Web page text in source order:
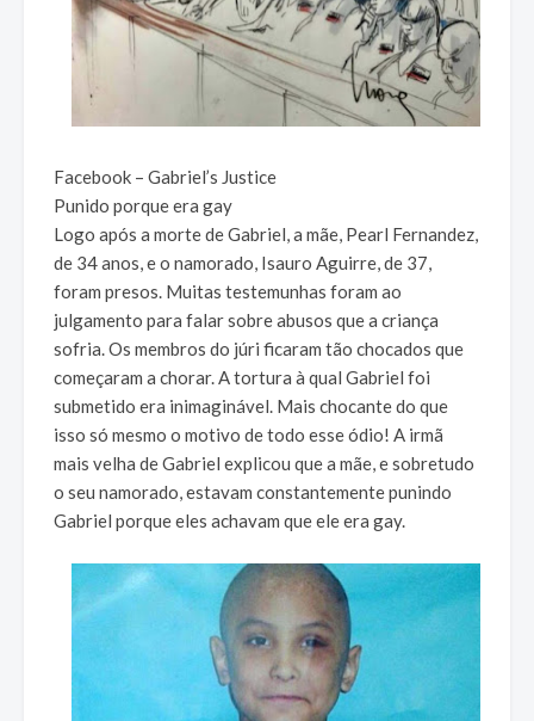
Facebook – Gabriel’s Justice
Punido porque era gay
Logo após a morte de Gabriel, a mãe, Pearl Fernandez,
de 34 anos, e o namorado, Isauro Aguirre, de 37,
foram presos. Muitas testemunhas foram ao
julgamento para falar sobre abusos que a criança
sofria. Os membros do júri ficaram tão chocados que
começaram a chorar. A tortura à qual Gabriel foi
submetido era inimaginável. Mais chocante do que
isso só mesmo o motivo de todo esse ódio! A irmã
mais velha de Gabriel explicou que a mãe, e sobretudo
o seu namorado, estavam constantemente punindo
Gabriel porque eles achavam que ele era gay.